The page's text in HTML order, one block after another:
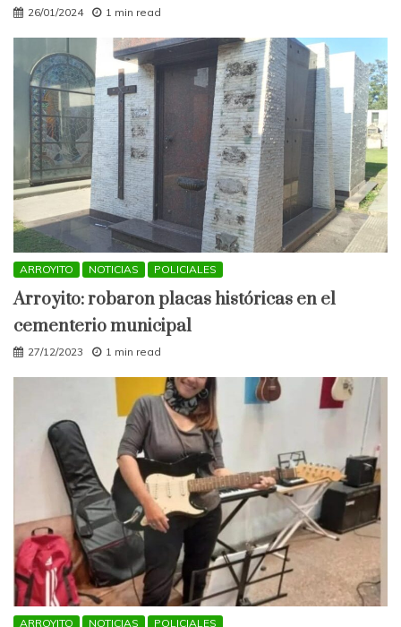
26/01/2024 1 min read
ARROYITO NOTICIAS POLICIALES
Arroyito: robaron placas históricas en el
cementerio municipal
27/12/2023 1 min read
ARROYITO NOTICIAS POLICIALES